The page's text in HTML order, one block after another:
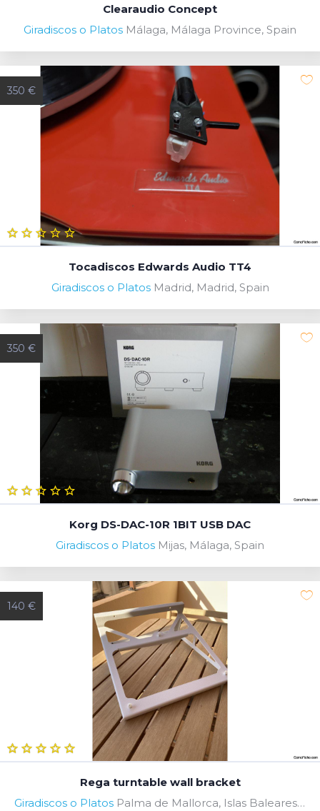
Clearaudio Concept
Giradiscos o Platos Málaga, Málaga Province, Spain
350 €
Tocadiscos Edwards Audio TT4
Giradiscos o Platos Madrid, Madrid, Spain
350 €
Korg DS-DAC-10R 1BIT USB DAC
Giradiscos o Platos Mijas, Málaga, Spain
140 €
Rega turntable wall bracket
Giradiscos o Platos Palma de Mallorca, Islas Baleares, Spain